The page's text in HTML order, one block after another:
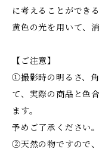
に考えることができ
黄色の光を用いて、
【ご注意】
①撮影時の明るさ、
て、実際の商品と色
ます。
予めご了承ください。
②天然の物ですので